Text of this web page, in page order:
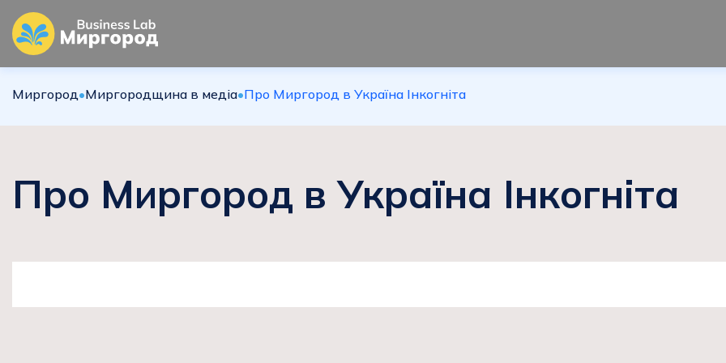
Миргород•Миргородщина в медіа•Про Миргород в Україна Інкогніта
Про Миргород в Україна Інкогніта